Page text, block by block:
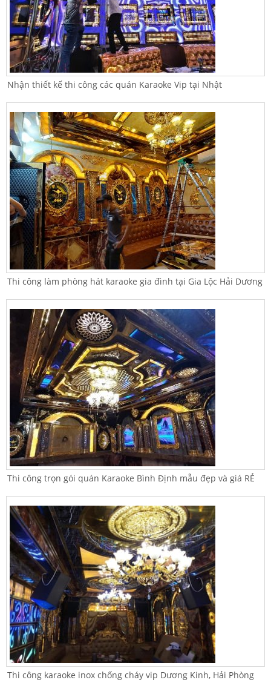
Nhận thiết kế thi công các quán Karaoke Vip tại Nhật
Thi công làm phòng hát karaoke gia đình tại Gia Lộc Hải Dương
Thi công trọn gói quán Karaoke Bình Định mẫu đẹp và giá RẺ
Thi công karaoke inox chống cháy vip Dương Kinh, Hải Phòng